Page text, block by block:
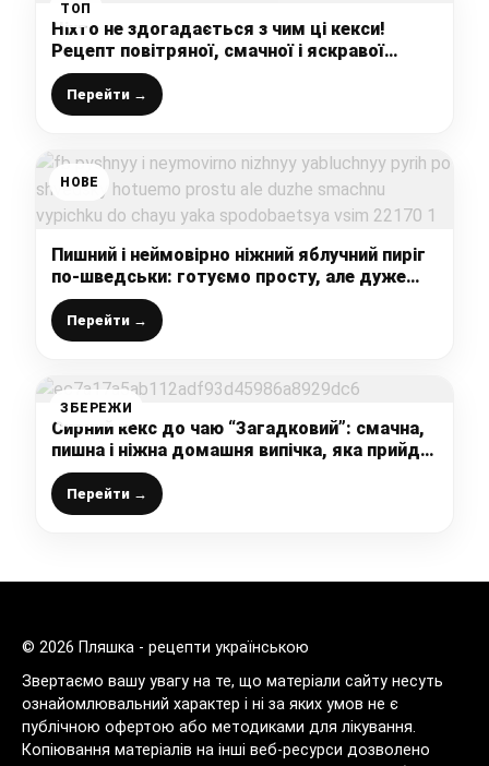
ТОП
Ніхто не здогадається з чим ці кекси!
Рецепт повітряної, смачної і яскравої
випічки із гарбуза! Гарбузові кекси
Перейти →
НОВЕ
Пишний і неймовірно ніжний яблучний пиріг
по-шведськи: готуємо просту, але дуже
смачну випічку до чаю, яка сподобається
всім
Перейти →
ЗБЕРЕЖИ
Сирний кекс до чаю “Загадковий”: смачна,
пишна і ніжна домашня випічка, яка прийде
до смаку навіть тим, хто сир не любить
Перейти →
© 2026 Пляшка - рецепти українською
Звертаємо вашу увагу на те, що матеріали сайту несуть
ознайомлювальний характер і ні за яких умов не є
публічною офертою або методиками для лікування.
Копіювання матеріалів на інші веб-ресурси дозволено